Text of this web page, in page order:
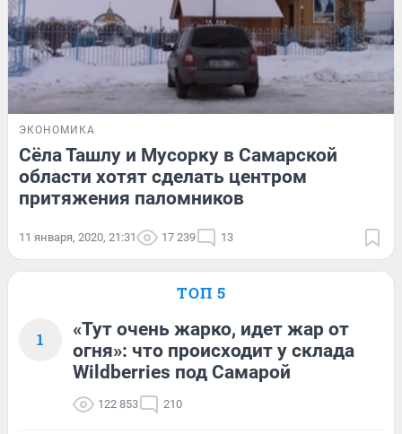
ЭКОНОМИКА
Сёла Ташлу и Мусорку в Самарской
области хотят сделать центром
притяжения паломников
11 января, 2020, 21:31 17 239 13
ТОП 5
1
«Тут очень жарко, идет жар от
огня»: что происходит у склада
Wildberries под Самарой
122 853 210